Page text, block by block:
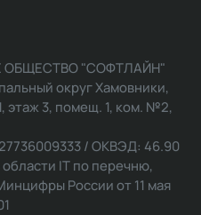
ОБЩЕСТВО "СОФТЛАЙН"
округ Хамовники,
этаж 3, помещ. 1, ком. №2,
/ ОКВЭД: 46.90
IT по перечню,
России от 11 мая